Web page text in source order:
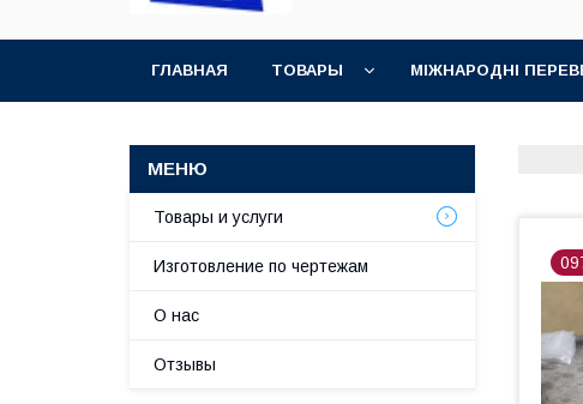
ГЛАВНАЯ ТОВАРЫ МІЖНАРОДНІ
Товары и услуги
Изготовление по чертежам
О нас
Отзывы